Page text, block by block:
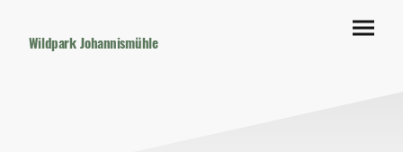
Wildpark Johannismühle